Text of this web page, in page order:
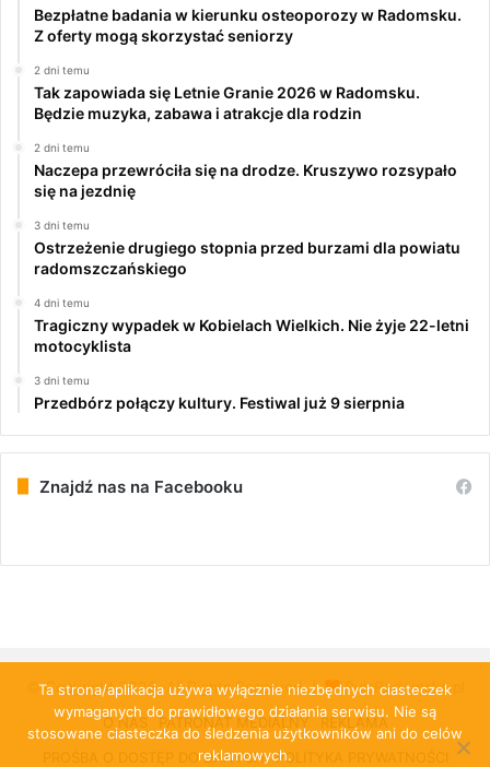
Bezpłatne badania w kierunku osteoporozy w Radomsku.
Z oferty mogą skorzystać seniorzy
2 dni temu
Tak zapowiada się Letnie Granie 2026 w Radomsku.
Będzie muzyka, zabawa i atrakcje dla rodzin
2 dni temu
Naczepa przewróciła się na drodze. Kruszywo rozsypało
się na jezdnię
3 dni temu
Ostrzeżenie drugiego stopnia przed burzami dla powiatu
radomszczańskiego
4 dni temu
Tragiczny wypadek w Kobielach Wielkich. Nie żyje 22-letni
motocyklista
3 dni temu
Przedbórz połączy kultury. Festiwal już 9 sierpnia
Znajdź nas na Facebooku
© Copyright 2026, All Rights Reserved | PulsRadomska.pl
O NAS PATRONAT MEDIALNY
REKLAMA
PROŚBA O DOSTĘP DO DANYCH
POLITYKA PRYWATNOŚCI
Ta strona/aplikacja używa wyłącznie niezbędnych ciasteczek
wymaganych do prawidłowego działania serwisu. Nie są
stosowane ciasteczka do śledzenia użytkowników ani do celów
reklamowych.